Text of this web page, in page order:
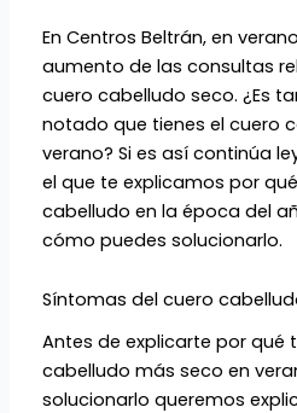
En Centros Beltrán, en
aumento de las consultas
cuero cabelludo seco. ¿Es
notado que tienes el cuero
verano? Si es así continúa
el que te explicamos por
cabelludo en la época del
cómo puedes solucionarlo.
Síntomas del cuero
Antes de explicarte por qué
cabelludo más seco en
solucionarlo queremos